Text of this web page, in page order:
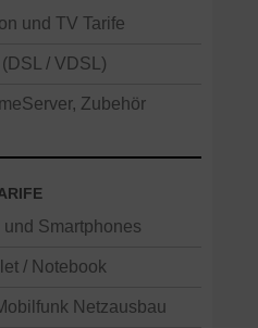
und TV Tarife
/ VDSL)
Zubehör
Smartphones
/ Notebook
Netzausbau